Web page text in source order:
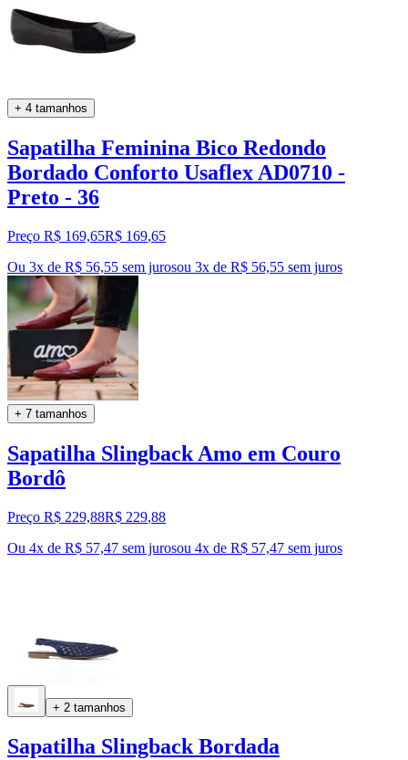
+ 4 tamanhos
Sapatilha Feminina Bico Redondo
Bordado Conforto Usaflex AD0710 -
Preto - 36
Preço R$ 169,65R$ 169,65
Ou 3x de R$ 56,55 sem jurosou 3x de R$ 56,55 sem juros
+ 7 tamanhos
Sapatilha Slingback Amo em Couro
Bordô
Preço R$ 229,88R$ 229,88
Ou 4x de R$ 57,47 sem jurosou 4x de R$ 57,47 sem juros
+ 2 tamanhos
Sapatilha Slingback Bordada